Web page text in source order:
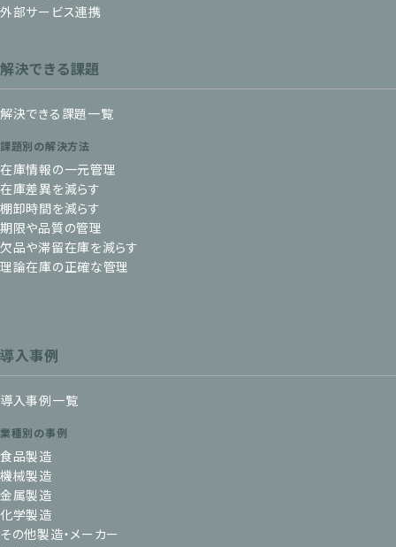
外部サービス連携
解決できる課題
解決できる課題一覧
課題別の解決方法
在庫情報の一元管理
在庫差異を減らす
棚卸時間を減らす
期限や品質の管理
欠品や滞留在庫を減らす
理論在庫の正確な管理
導入事例
導入事例一覧
業種別の事例
食品製造
機械製造
金属製造
化学製造
その他製造・メーカー